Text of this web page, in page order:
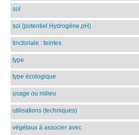
sol
sol (potentiel Hydrogène pH)
tinctoriale : teintes
type
type écologique
usage ou milieu
utilisations (techniques)
végétaux à associer avec